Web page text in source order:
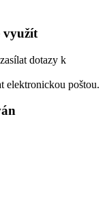
využít
dotazy k
elektronickou poštou.